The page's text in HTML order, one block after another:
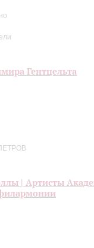
Гентцельта
| Артисты